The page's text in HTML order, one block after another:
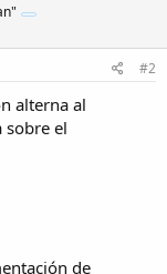
#2
alterna al
sobre el
de